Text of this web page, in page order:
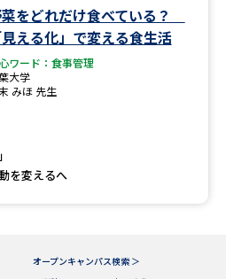
テレメール全国一斉進学調査
をどれだけ食べている？
見える化」で変える食生活
ワード：食事管理
大学
みほ 先生
を変えるへ
オープンキャンパス検索 ＞